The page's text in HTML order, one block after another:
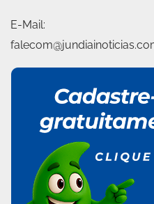
E-Mail: